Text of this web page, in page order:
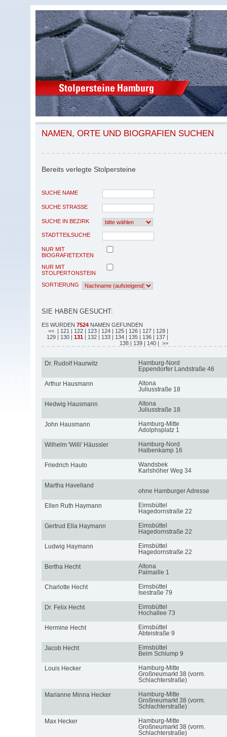
NAMEN, ORTE UND BIOGRAFIEN SUCHEN
Bereits verlegte Stolpersteine
SUCHE NAME
SUCHE STRASSE
SUCHE IN BEZIRK
STADTTEILSUCHE
NUR MIT
BIOGRAFIETEXTEN
NUR MIT
STOLPERTONSTEIN
SORTIERUNG
SIE HABEN GESUCHT:
ES WURDEN 7524 NAMEN GEFUNDEN
<< | 121 | 122 | 123 | 124 | 125 | 126 | 127 | 128 |
129 | 130 | 131 | 132 | 133 | 134 | 135 | 136 | 137 |
138 | 139 | 140 | >>
Dr. Rudolf Haurwitz
Hamburg-Nord
Eppendorfer Landstraße 46
Arthur Hausmann
Altona
Juliusstraße 18
Hedwig Hausmann
Altona
Juliusstraße 18
John Hausmann
Hamburg-Mitte
Adolphsplatz 1
Wilhelm 'Willi' Häussler
Hamburg-Nord
Halbenkamp 16
Friedrich Hauto
Wandsbek
Karlshöher Weg 34
Martha Havelland
ohne Hamburger Adresse
Ellen Ruth Haymann
Eimsbüttel
Hagedornstraße 22
Gertrud Ella Haymann
Eimsbüttel
Hagedornstraße 22
Ludwig Haymann
Eimsbüttel
Hagedornstraße 22
Bertha Hecht
Altona
Palmaille 1
Charlotte Hecht
Eimsbüttel
Isestraße 79
Dr. Felix Hecht
Eimsbüttel
Hochallee 73
Hermine Hecht
Eimsbüttel
Abteistraße 9
Jacob Hecht
Eimsbüttel
Beim Schlump 9
Louis Hecker
Hamburg-Mitte
Großneumarkt 38 (vorm.
Schlachterstraße)
Marianne Minna Hecker
Hamburg-Mitte
Großneumarkt 38 (vorm.
Schlachterstraße)
Max Hecker
Hamburg-Mitte
Großneumarkt 38 (vorm.
Schlachterstraße)